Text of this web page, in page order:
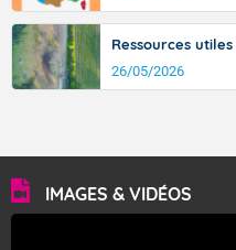
Ressources
26/05/2026
IMAGES & VIDÉOS